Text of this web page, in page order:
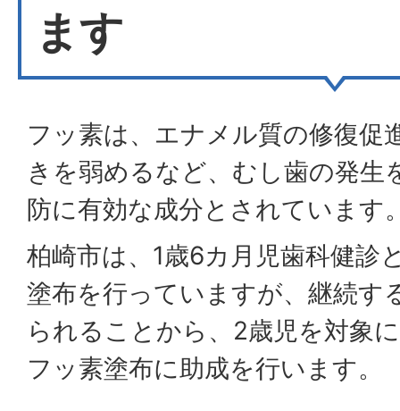
ます
フッ素は、エナメル質の修復促
きを弱めるなど、むし歯の発生
防に有効な成分とされています
柏崎市は、1歳6カ月児歯科健診
塗布を行っていますが、継続す
られることから、2歳児を対象
フッ素塗布に助成を行います。